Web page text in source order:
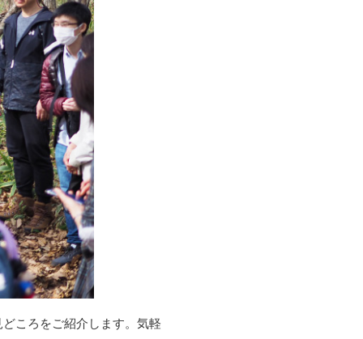
ころをご紹介します。気軽